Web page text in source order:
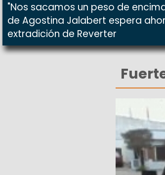
"Nos sacamos un peso de
de Agostina Jalabert espera
extradición de Reverter